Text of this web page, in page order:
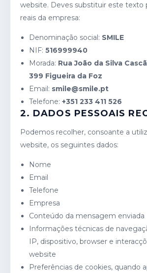
website. Deves substituir este texto
reais da empresa:
Denominação social: SMILE
NIF: 516999940
Morada: Rua João da Silva
399 Figueira da Foz
Email: smile@smile.pt
Telefone: +351 233 411 526
2. DADOS PESSOAIS
Podemos recolher, consoante a
website, os seguintes dados:
Nome
Email
Telefone
Empresa
Conteúdo da mensagem enviada
Informações técnicas de
IP, dispositivo, browser e
website
Preferências de cookies, quando